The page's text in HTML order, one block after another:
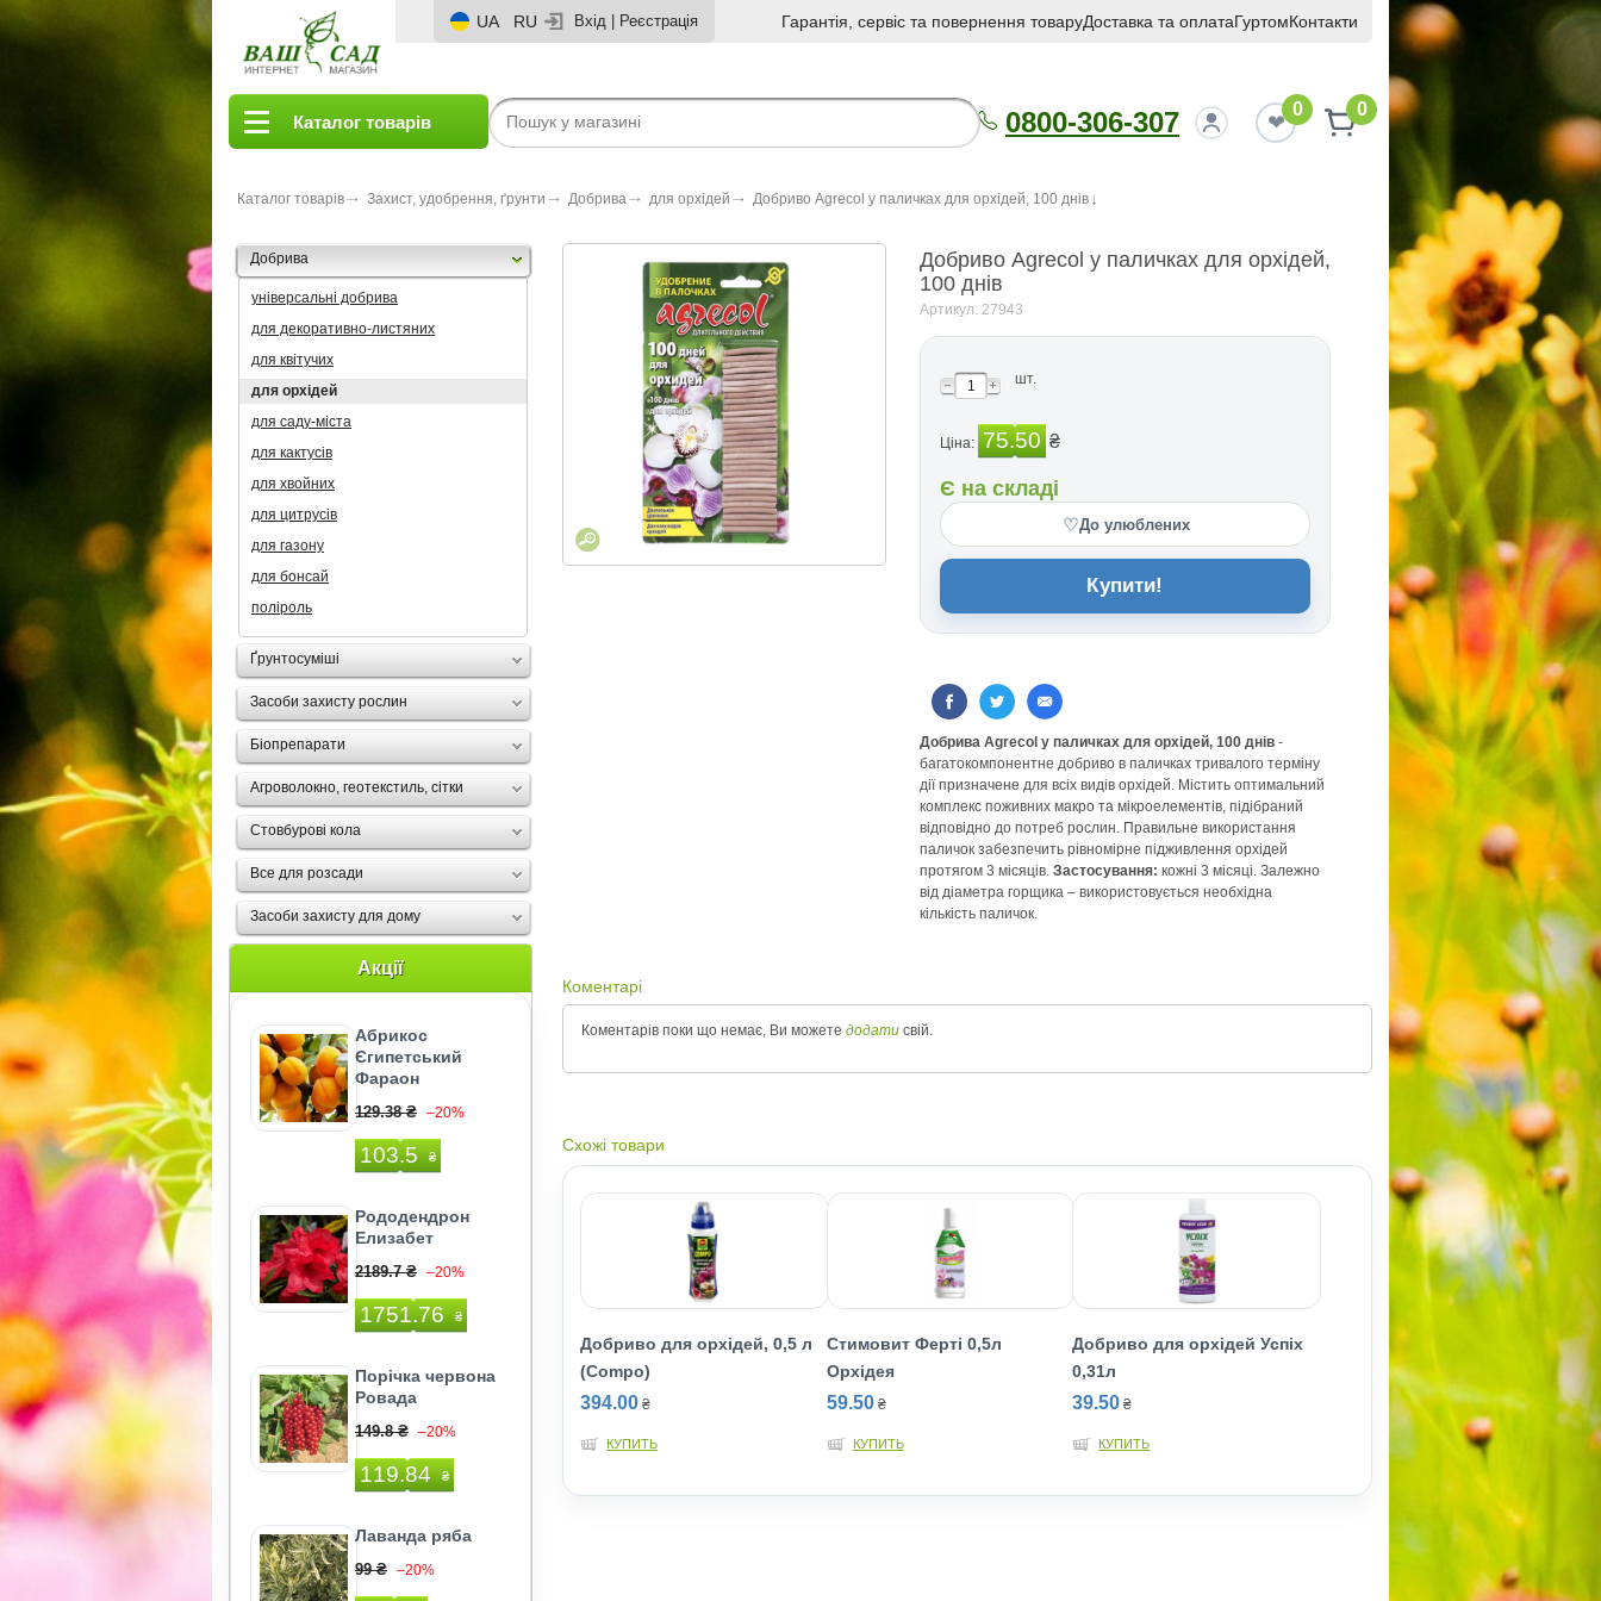
UA RU Вхід Реєстрація Гарантія, сервіс та повернення товаруДоставка та оплатаГуртомКонтакти
Каталог товарів 0800-306-307 0 0
Каталог товарів Захист, удобрення, ґрунти Добрива для орхідей Добриво Agrecol у паличках для орхідей, 100 днів
Добрива
універсальні добрива
для декоративно-листяних
для квітучих
для орхідей
для саду-міста
для кактусів
для хвойних
для цитрусів
для газону
для бонсай
поліроль
Ґрунтосуміші
Засоби захисту рослин
Біопрепарати
Агроволокно, геотекстиль, сітки
Стовбурові кола
Все для розсади
Засоби захисту для дому
Акції
Абрикос
Єгипетський
Фараон
129.38 ₴ –20%
103.5 ₴
Рододендрон
Елизабет
2189.7 ₴ –20%
1751.76 ₴
Порічка червона
Ровада
149.8 ₴ –20%
119.84 ₴
Лаванда ряба
99 ₴ –20%
Добриво Agrecol у паличках для орхідей,
100 днів
Артикул: 27943
шт.
Ціна: 75.50 ₴
Є на складі
♡До улюблених
Купити!
Добрива Agrecol у паличках для орхідей, 100 днів -
багатокомпонентне добриво в паличках тривалого терміну
дії призначене для всіх видів орхідей. Містить оптимальний
комплекс поживних макро та мікроелементів, підібраний
відповідно до потреб рослин. Правильне використання
паличок забезпечить рівномірне підживлення орхідей
протягом 3 місяців. Застосування: кожні 3 місяці. Залежно
від діаметра горщика – використовується необхідна
кількість паличок.
Коментарі
Коментарів поки що немає, Ви можете додати свій.
Схожі товари
Добриво для орхідей, 0,5 л
(Compo)
394.00 ₴
КУПИТЬ
Стимовит Фертi 0,5л
Орхідея
59.50 ₴
КУПИТЬ
Добриво для орхідей Успіх
0,31л
39.50 ₴
КУПИТЬ